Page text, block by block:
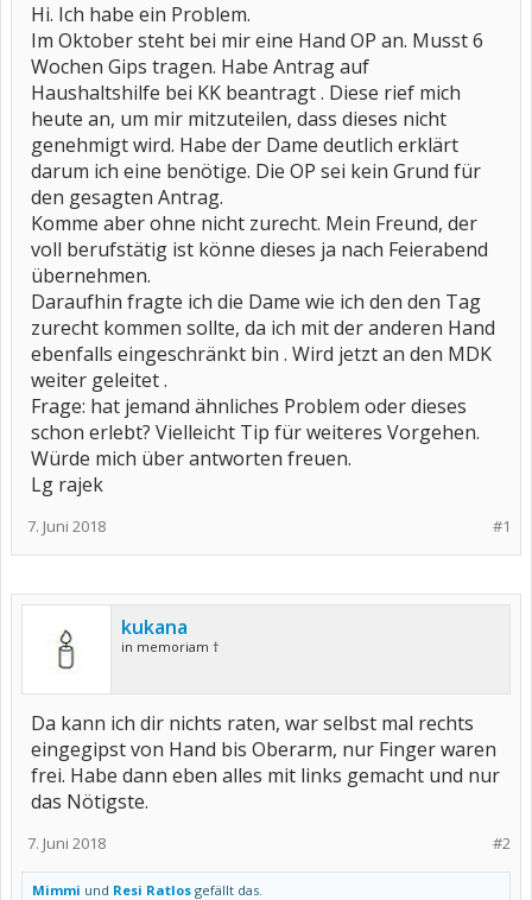
Hi. Ich habe ein Problem.
Im Oktober steht bei mir eine Hand OP an. Musst 6
Wochen Gips tragen. Habe Antrag auf
Haushaltshilfe bei KK beantragt . Diese rief mich
heute an, um mir mitzuteilen, dass dieses nicht
genehmigt wird. Habe der Dame deutlich erklärt
darum ich eine benötige. Die OP sei kein Grund für
den gesagten Antrag.
Komme aber ohne nicht zurecht. Mein Freund, der
voll berufstätig ist könne dieses ja nach Feierabend
übernehmen.
Daraufhin fragte ich die Dame wie ich den den Tag
zurecht kommen sollte, da ich mit der anderen Hand
ebenfalls eingeschränkt bin . Wird jetzt an den MDK
weiter geleitet .
Frage: hat jemand ähnliches Problem oder dieses
schon erlebt? Vielleicht Tip für weiteres Vorgehen.
Würde mich über antworten freuen.
Lg rajek
#1
7. Juni 2018
kukana
in memoriam †
Da kann ich dir nichts raten, war selbst mal rechts
eingegipst von Hand bis Oberarm, nur Finger waren
frei. Habe dann eben alles mit links gemacht und nur
das Nötigste.
#2
7. Juni 2018
Mimmi und Resi Ratlos gefällt das.